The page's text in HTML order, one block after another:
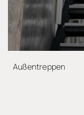
Außentreppen